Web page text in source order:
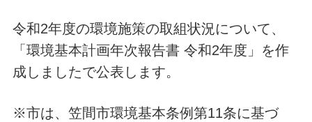
令和2年度の環境施策の取組状況について、
「環境基本計画年次報告書 令和2年度」を作
成しましたで公表します。
※市は、笠間市環境基本条例第11条に基づ